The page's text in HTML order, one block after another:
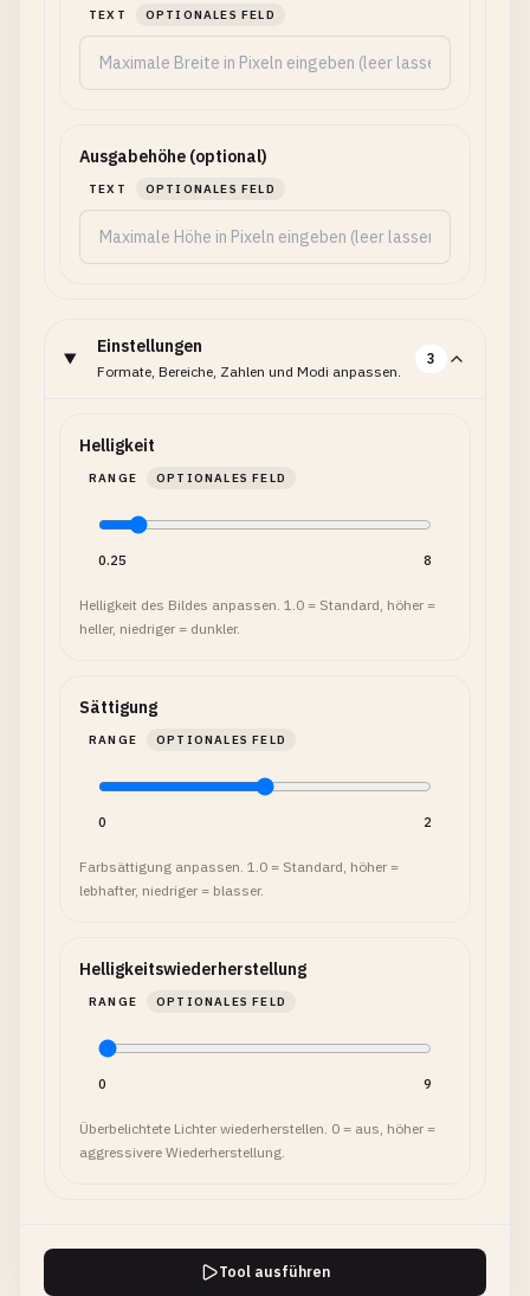
TEXT OPTIONALES FELD
Ausgabehöhe (optional)
TEXT OPTIONALES FELD
Einstellungen
Formate, Bereiche, Zahlen und Modi anpassen.
3
Helligkeit
RANGE OPTIONALES FELD
0.25 8
Helligkeit des Bildes anpassen. 1.0 = Standard, höher =
heller, niedriger = dunkler.
Sättigung
RANGE OPTIONALES FELD
0 2
Farbsättigung anpassen. 1.0 = Standard, höher =
lebhafter, niedriger = blasser.
Helligkeitswiederherstellung
RANGE OPTIONALES FELD
0 9
Überbelichtete Lichter wiederherstellen. 0 = aus, höher =
aggressivere Wiederherstellung.
Tool ausführen